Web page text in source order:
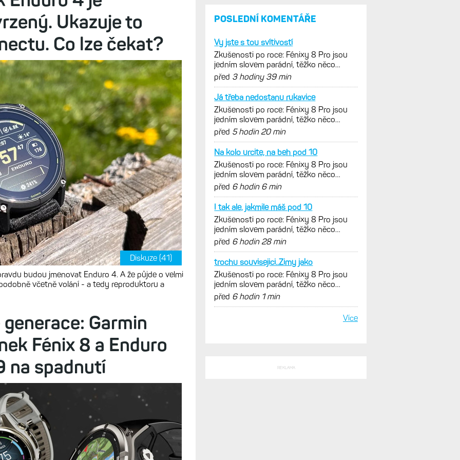
Diskuze (16)
hodinek Enduro 3 ještě nedávno jsem viděl
ještě levněji, a to dokonce přímo u Garminu
Enduro 4 je
Ukazuje to
Co lze čekat?
budou jmenovat Enduro 4. A že půjde o velmi
včetně volání - a tedy reproduktoru a
Garmin
Fénix 8 a Enduro
v optimálních oblastech
hranici 300 dolarů. Cena akcií
za devět měsíců výrazně
vzrostla
Elektrokola s motorem Bosch
se konečně mohou propojit
s Garminem. Zatím ale jen
s Edge
Model Fénix 9 ve třech
a inReach. Přijde i menší
verze 43 mm a také solární
MIP